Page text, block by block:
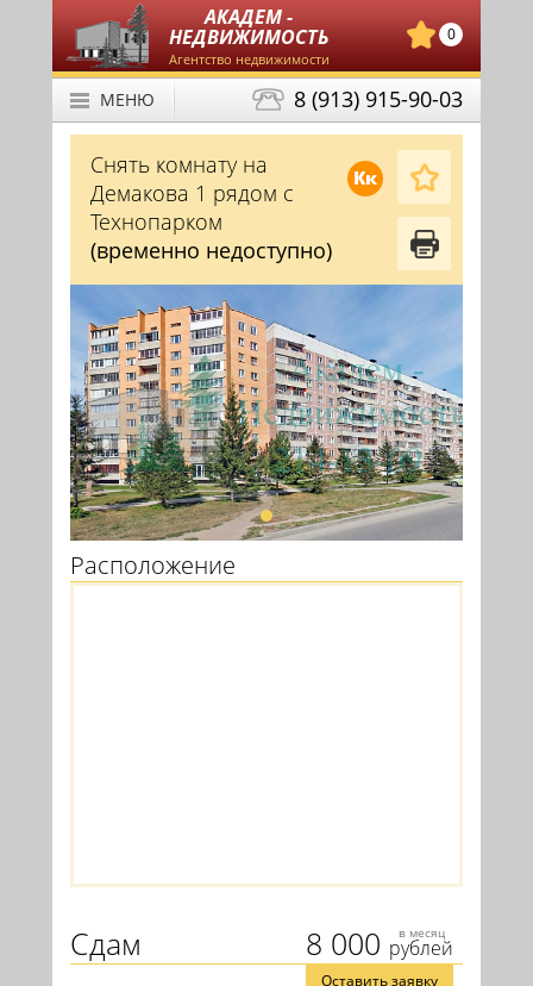
АКАДЕМ -
НЕДВИЖИМОСТЬ
Агентство недвижимости
0
8 (913) 915-90-03
МЕНЮ
Кк
Снять комнату на
Демакова 1 рядом с
Технопарком
(временно недоступно)
Расположение
8 000 в месяц
рублей
Сдам
Оставить заявку